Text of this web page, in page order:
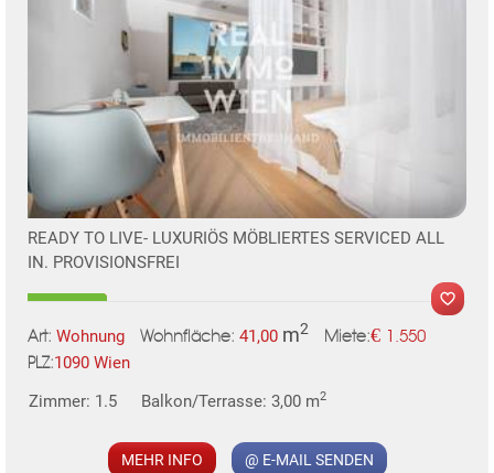
TE
READY TO LIVE- LUXURIÖS MÖBLIERTES SERVICED ALL
IN. PROVISIONSFREI
Art: Wohnung Wohnfläche: 41,00 m2 Miete:€ 1.550
PLZ:1090 Wien
Zimmer: 1.5
Balkon/Terrasse: 3,00 m2
MEHR INFO @ E-MAIL SENDEN